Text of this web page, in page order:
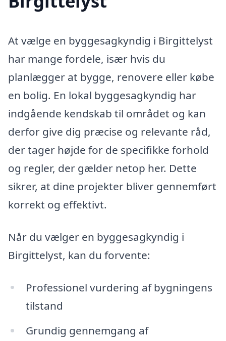
At vælge en byggesagkyndig i Birgittelyst
har mange fordele, især hvis du
planlægger at bygge, renovere eller købe
en bolig. En lokal byggesagkyndig har
indgående kendskab til området og kan
derfor give dig præcise og relevante råd,
der tager højde for de specifikke forhold
og regler, der gælder netop her. Dette
sikrer, at dine projekter bliver gennemført
korrekt og effektivt.
Når du vælger en byggesagkyndig i
Birgittelyst, kan du forvente:
Professionel vurdering af bygningens
tilstand
Grundig gennemgang af